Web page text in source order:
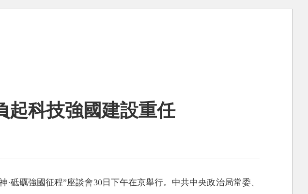
起科技強國建設重任
砥礪強國征程”座談會30日下午在京舉行。中共中央政治局常委、